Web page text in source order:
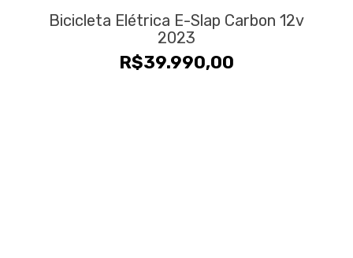
Bicicleta Elétrica E-Slap Carbon 12v
2023
R$39.990,00